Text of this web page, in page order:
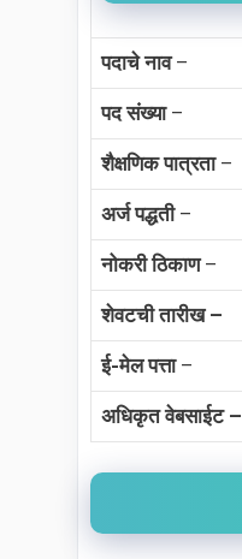
पदाचे नाव–
पद संख्या–
शैक्षणिक पात्रता–
अर्ज पद्धती–
नोकरी ठिकाण–
शेवटची तारीख –
ई-मेल पत्ता–
अधिकृत वेबसाईट –